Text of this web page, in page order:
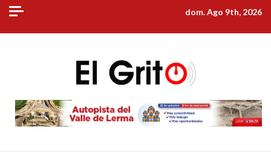
Skip
content
dom. Ago 9th, 2026